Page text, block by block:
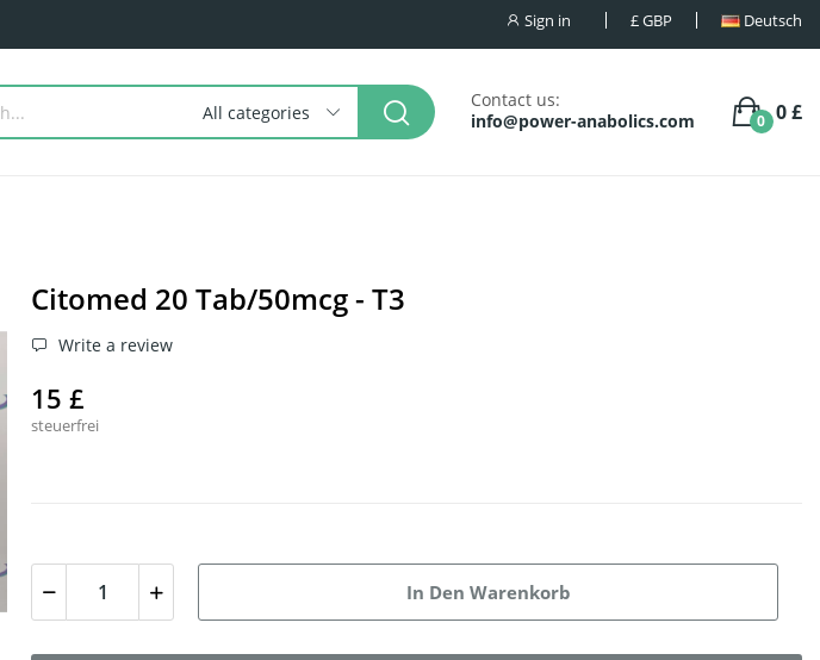
Sign in £GBP Deutsch
All categories
Contact us:
info@power-anabolics.com
0 £
0
Citomed 20 Tab/50mcg - T3
Write a review
15 £
steuerfrei
In Den Warenkorb